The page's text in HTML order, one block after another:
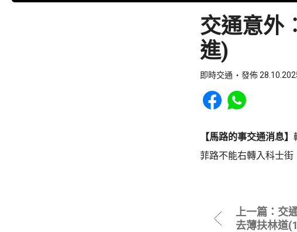
交通意外
進)
即時交通 發佈
Share to Facebook
Share to WhatsApp
【馬路的事交通消息】
菲路不能右轉入科士街
上一篇：交
去薄扶林道